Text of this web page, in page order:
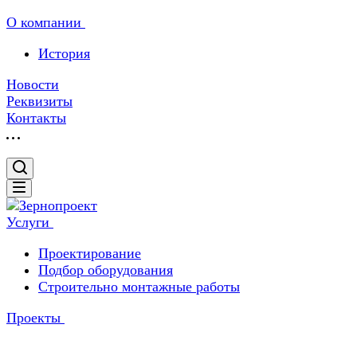
О компании
История
Новости
Реквизиты
Контакты
Услуги
Проектирование
Подбор оборудования
Строительно монтажные работы
Проекты